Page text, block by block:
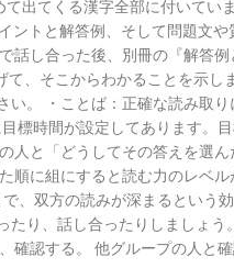
て出てくる漢字全部に付いて
ントと解答例、そして問題文
話し合った後、別冊の『解
て、そこからわかることを示
。 ・ことば：正確な読み取
標時間が設定してあります
人と「どうしてその答えを選
順に組にすると読む力のレベ
、双方の読みが深まるとい
り、話し合ったりしましょ
認する。 他グループの人と